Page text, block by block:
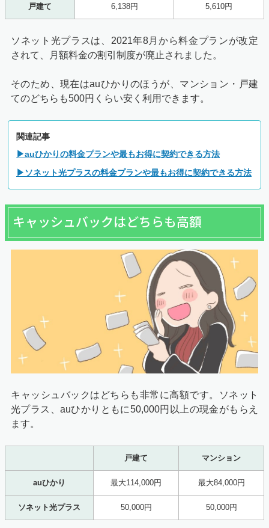
戸建て 6,138円 5,610円
ソネット光プラスは、2021年8月から料金プランが改定
されて、月額料金の割引制度が廃止されました。
そのため、現在はauひかりのほうが、マンション・戸建
てのどちらも500円くらい安く利用できます。
関連記事
▶auひかりの料金プランや最もお得に契約できる方法
▶ソネット光プラスの料金プランや最もお得に契約できる方法
キャッシュバックはどちらも高額
キャッシュバックはどちらも非常に高額です。ソネット
光プラス、auひかりともに50,000円以上の現金がもらえ
ます。
戸建て マンション
auひかり 最大114,000円 最大84,000円
ソネット光プラス 50,000円 50,000円